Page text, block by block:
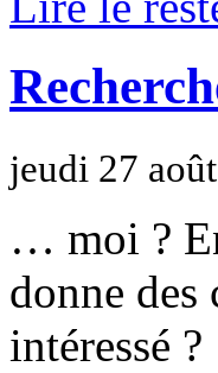
jeudi 27
… moi ?
donne des
intéressé ?